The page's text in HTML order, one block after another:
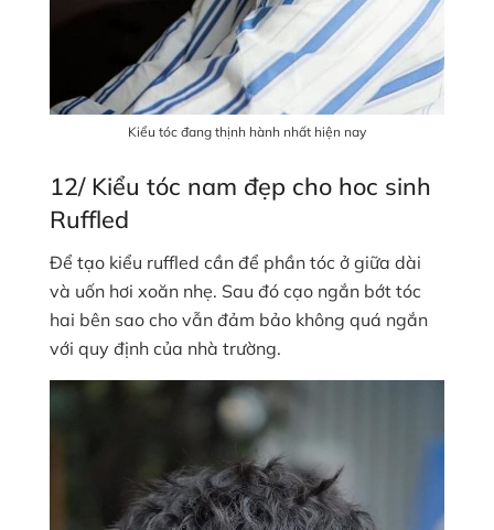
Kiểu tóc đang thịnh hành nhất hiện nay
12/ Kiểu tóc nam đẹp cho hoc sinh
Ruffled
Để tạo kiểu ruffled cần để phần tóc ở giữa dài
và uốn hơi xoăn nhẹ. Sau đó cạo ngắn bớt tóc
hai bên sao cho vẫn đảm bảo không quá ngắn
với quy định của nhà trường.